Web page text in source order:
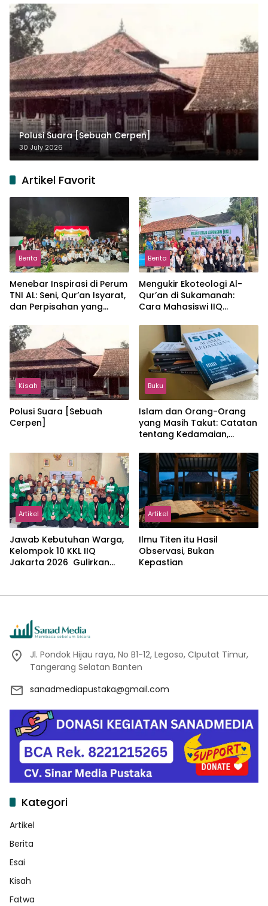
Polusi Suara [Sebuah Cerpen]
30 July 2026
Artikel Favorit
Berita
Menebar Inspirasi di Perum
TNI AL: Seni, Qur’an Isyarat,
dan Perpisahan yang
Berita
Mengukir Ekoteologi Al-
Qur’an di Sukamanah:
Cara Mahasiswi IIQ
Jonggol
Kisah
Polusi Suara [Sebuah
Cerpen]
Buku
Islam dan Orang-Orang
yang Masih Takut: Catatan
tentang Kedamaian,
dalam Pemikiran Masykuri
Abdillah
Artikel
Jawab Kebutuhan Warga,
Kelompok 10 KKL IIQ
Jakarta 2026 Gulirkan
Artikel
Ilmu Titen itu Hasil
Observasi, Bukan
Kepastian
Jl. Pondok Hijau raya, No B1-12, Legoso, CIputat Timur,
Tangerang Selatan Banten
sanadmediapustaka@gmail.com
Kategori
Artikel
Berita
Esai
Kisah
Fatwa